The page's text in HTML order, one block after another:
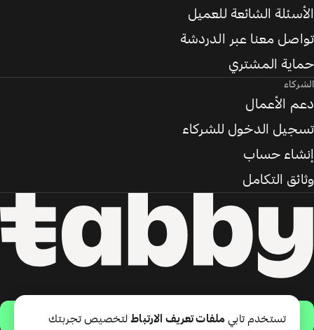
حمّل التطبيق
الأسئلة الشائعة للعميل
تواصل معنا عبر الدردشة
حماية المشتري
الشركاء
دعم الأعمال
تسجيل الدخول للشركاء
إنشاء حساب
وثائق التكامل
تستخدم تابي ملفات تعريف الارتباطلتخصيص تجربتك